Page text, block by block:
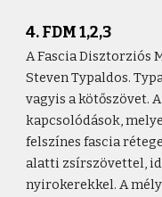
4. FDM 1,2,3
A Fascia Disztorziós
Steven Typaldos.
vagyis a kötőszövet.
kapcsolódások,
felszínes fascia
alatti zsírszövettel,
nyirokerekkel. A